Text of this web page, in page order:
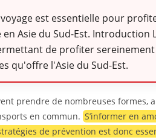
est essentielle pour
Asie du Sud-Est. Introduction
de profiter sereinement
qu'offre l'Asie du Sud-Est.
prendre de nombreuses formes,
en commun.S’informer en
de prévention est donc